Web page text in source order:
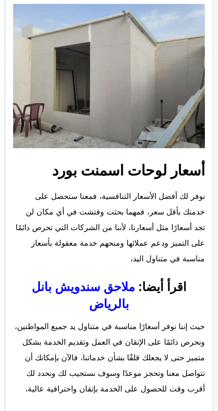
أسعار لوحات اسمنت بورد
نوفر لك أفضل الأسعار التنافسية، فمعنا ستحصل على
خدمتك بأقل سعر، فمهما بحثت وفتشت في أي مكان لن
تجد أسعارًا مثل أسعارنا، لأننا من الشركات التي تحرص دائمًا
على التميز ودعم عملائها ومنحهم خدمة معقولة بأسعار
مناسبة في متناول اليد،
اقرأ أيضا: ملاحق سندويش بانل
بالرياض
حيث إننا نوفر أسعارًا مناسبة في متناول يد جميع المواطنين،
ونحرص دائمًا على الإتقان في العمل وتقديم الخدمة بشكل
متميز حتى لا يجعلك قلقًا بشأن خدماتنا، فالآن بإمكانك أن
تتواصل معنا وتحجز موعدًا وسوف نستجيب لك ونحدد لك
أقرب وقت للحصول على الخدمة بإتقان واحترافية عالية،